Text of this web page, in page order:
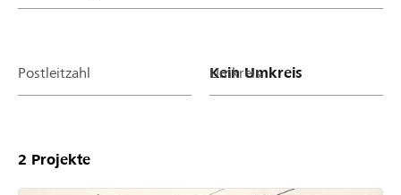
Postleitzahl Umkreis
2 Projekte